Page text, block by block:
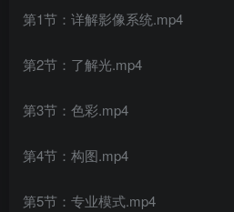
第1节：详解影像系统.mp4
第2节：了解光.mp4
第3节：色彩.mp4
第4节：构图.mp4
第5节：专业模式.mp4